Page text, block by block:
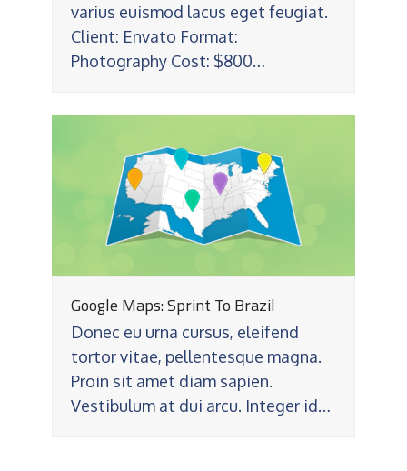
varius euismod lacus eget feugiat.
Client: Envato Format:
Photography Cost: $800…
Google Maps: Sprint To Brazil
Donec eu urna cursus, eleifend
tortor vitae, pellentesque magna.
Proin sit amet diam sapien.
Vestibulum at dui arcu. Integer id…